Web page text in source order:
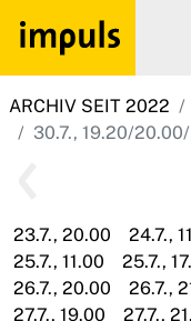
ARCHIV SEIT 2022
30.7., 19.20/
23.7., 20.00 24.7.,
25.7., 11.00
25.7.,
26.7., 20.00
26.7.,
27.7., 19.00
27.7.,